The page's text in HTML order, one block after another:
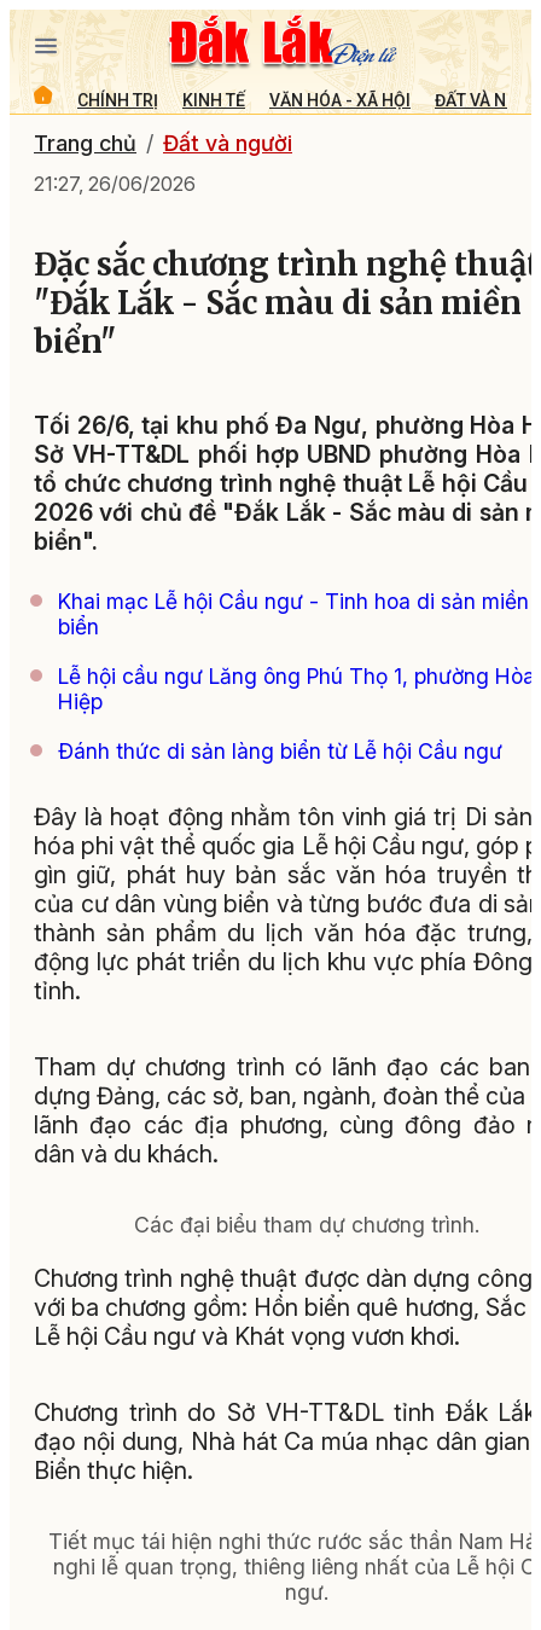
CHÍNH TRỊ KINH TẾ VĂN HÓA - XÃ HỘI ĐẤT VÀ
Trang chủ Đất và người
21:27, 26/06/2026
Đặc sắc chương trình nghệ thuật
"Đắk Lắk - Sắc màu di sản miền
biển"
Tối 26/6, tại khu phố Đa Ngư, phường Hòa
Sở VH-TT&DL phối hợp UBND phường Hòa
tổ chức chương trình nghệ thuật Lễ hội Cầu
2026 với chủ đề "Đắk Lắk - Sắc màu di sản
biển".
Khai mạc Lễ hội Cầu ngư - Tinh hoa di sản miền
biển
Lễ hội cầu ngư Lăng ông Phú Thọ 1, phường Hòa
Hiệp
Ðánh thức di sản làng biển từ Lễ hội Cầu ngư
Đây là hoạt động nhằm tôn vinh giá trị Di sản
hóa phi vật thể quốc gia Lễ hội Cầu ngư, góp
gìn giữ, phát huy bản sắc văn hóa truyền
của cư dân vùng biển và từng bước đưa di
thành sản phẩm du lịch văn hóa đặc
động lực phát triển du lịch khu vực phía Đông
tỉnh.
Tham dự chương trình có lãnh đạo các ban
dựng Đảng, các sở, ban, ngành, đoàn thể của
lãnh đạo các địa phương, cùng đông đảo
dân và du khách.
Các đại biểu tham dự chương trình.
Chương trình nghệ thuật được dàn dựng công
với ba chương gồm: Hồn biển quê hương, Sắc
Lễ hội Cầu ngư và Khát vọng vươn khơi.
Chương trình do Sở VH-TT&DL tỉnh Đắk
đạo nội dung, Nhà hát Ca múa nhạc dân gian
Biển thực hiện.
Tiết mục tái hiện nghi thức rước sắc thần Nam
nghi lễ quan trọng, thiêng liêng nhất của Lễ hội
ngư.